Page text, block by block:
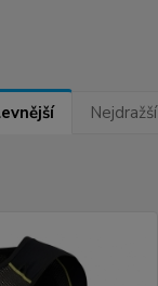
Nejdražší